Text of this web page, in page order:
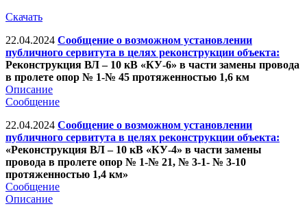
Скачать
22.04.2024 Сообщение о возможном установлении
публичного сервитута в целях реконструкции объекта:
Реконструкция ВЛ – 10 кВ «КУ-6» в части замены провода
в пролете опор № 1-№ 45 протяженностью 1,6 км
Описание
Сообщение
22.04.2024 Сообщение о возможном установлении
публичного сервитута в целях реконструкции объекта:
«Реконструкция ВЛ – 10 кВ «КУ-4» в части замены
провода в пролете опор № 1-№ 21, № 3-1- № 3-10
протяженностью 1,4 км»
Сообщение
Описание